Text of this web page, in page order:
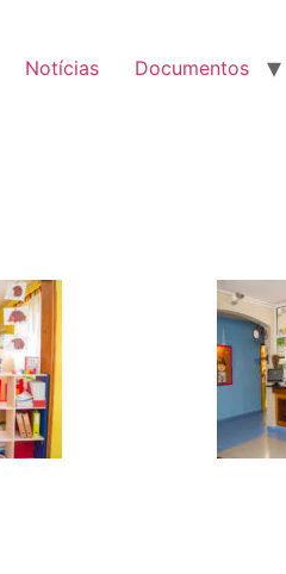
Notícias Documentos